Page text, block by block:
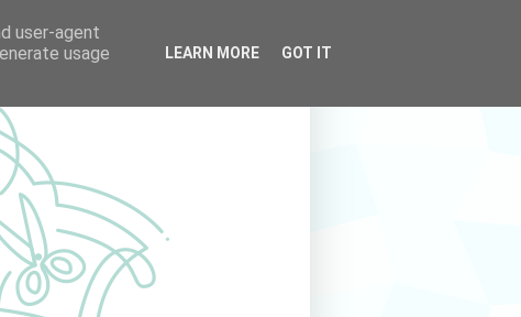
user-agent
usage
LEARN MORE GOT IT